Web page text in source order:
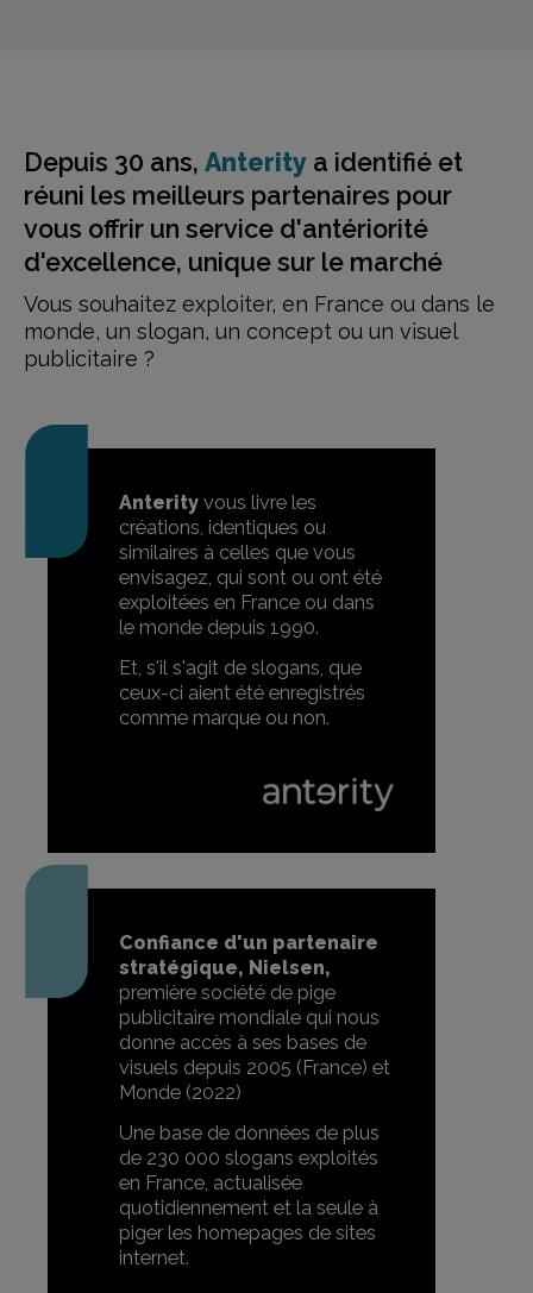
Depuis 30 ans, Anterity a identifié et
réuni les meilleurs partenaires pour
vous offrir un service d'antériorité
d'excellence, unique sur le marché
Vous souhaitez exploiter, en France ou dans le
monde, un slogan, un concept ou un visuel
publicitaire ?
Anterity vous livre les
créations, identiques ou
similaires à celles que vous
envisagez, qui sont ou ont été
exploitées en France ou dans
le monde depuis 1990.
Et, s'il s'agit de slogans, que
ceux-ci aient été enregistrés
comme marque ou non.
Confiance d'un partenaire
stratégique, Nielsen,
première société de pige
publicitaire mondiale qui nous
donne accès à ses bases de
visuels depuis 2005 (France) et
Monde (2022)
Une base de données de plus
de 230 000 slogans exploités
en France, actualisée
quotidiennement et la seule à
piger les homepages de sites
internet.